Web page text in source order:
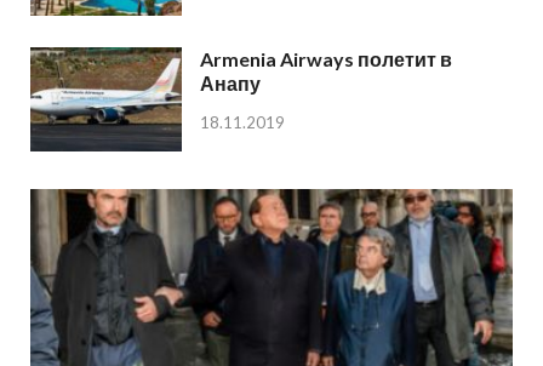
Armenia Airways полетит в
Анапу
18.11.2019